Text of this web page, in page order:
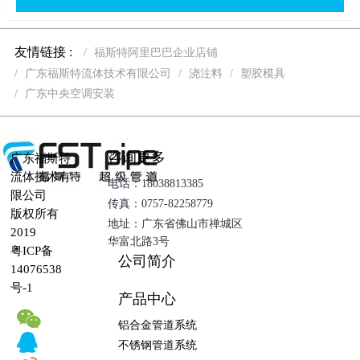
友情链接 :
福斯特阿里巴巴企业店铺
广东福斯特流体技术有限公司
浇注料
塑胶模具
广东中央空调安装
广东福斯特
流体技术有
限公司
版权所有
2019
粤ICP备
14076538
号-1
咨询更多
电话：18038813385
传真：0757-82258779
地址：广东省佛山市禅城区
华富北路3号
公司简介
产品中心
铝合金管道系统
不锈钢管道系统